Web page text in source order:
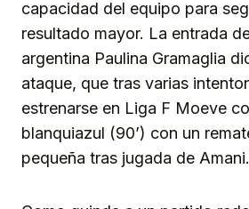
capacidad del equipo para
resultado mayor. La entrada
argentina Paulina Gramaglia
ataque, que tras varias
estrenarse en Liga F Moeve
blanquiazul (90’) con un
pequeña tras jugada de Amani.